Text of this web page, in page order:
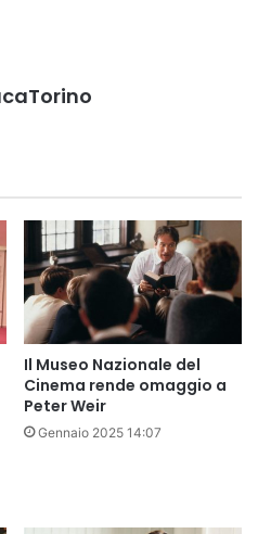
Il Museo Nazionale del
Cinema rende omaggio a
Peter Weir
Gennaio 2025 14:07